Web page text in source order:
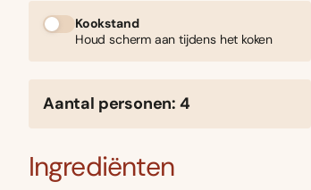
Kookstand
Houd scherm aan tijdens het koken
Aantal personen: 4
Ingrediënten